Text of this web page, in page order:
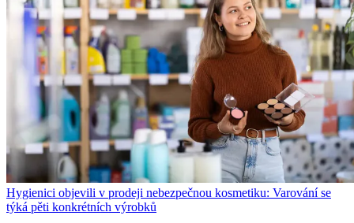
Hygienici objevili v prodeji nebezpečnou kosmetiku: Varování se
týká pěti konkrétních výrobků